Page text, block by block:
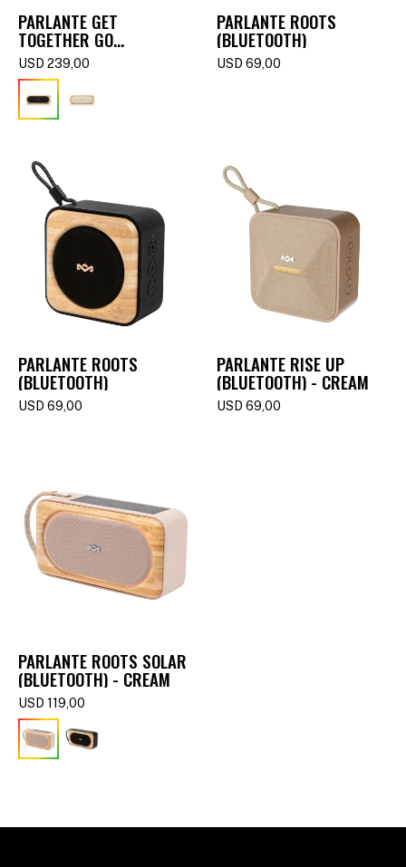
PARLANTE GET
TOGETHER GO
(BLUETOOTH) -
SIGNATURE BLACK
USD 239,00
PARLANTE ROOTS
(BLUETOOTH)
USD 69,00
PARLANTE ROOTS
(BLUETOOTH)
USD 69,00
PARLANTE RISE UP
(BLUETOOTH) - CREAM
USD 69,00
PARLANTE ROOTS SOLAR
(BLUETOOTH) - CREAM
USD 119,00